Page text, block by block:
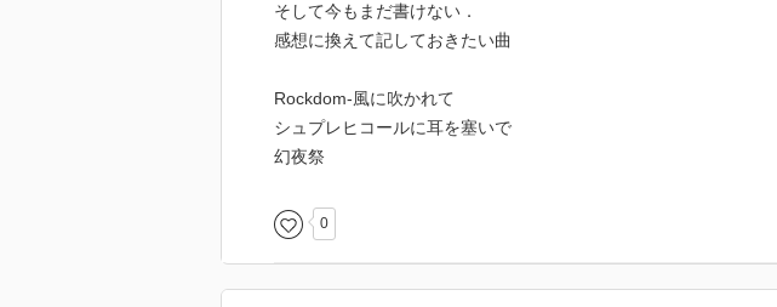
そして今もまだ書けない．
感想に換えて記しておきたい曲
Rockdom-風に吹かれて
シュプレヒコールに耳を塞いで
幻夜祭
0